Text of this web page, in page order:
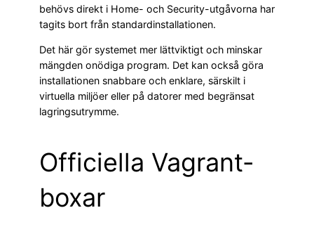
behövs direkt i Home- och Security-utgåvorna har
tagits bort från standardinstallationen.
Det här gör systemet mer lättviktigt och minskar
mängden onödiga program. Det kan också göra
installationen snabbare och enklare, särskilt i
virtuella miljöer eller på datorer med begränsat
lagringsutrymme.
Officiella Vagrant-
boxar